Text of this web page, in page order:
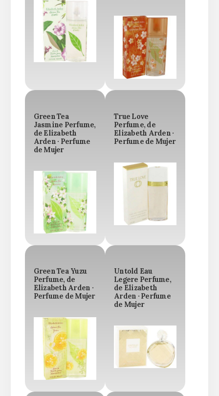
Green Tea
Jasmine Perfume,
de Elizabeth
Arden · Perfume
de Mujer
True Love
Perfume, de
Elizabeth Arden ·
Perfume de Mujer
Green Tea Yuzu
Perfume, de
Elizabeth Arden ·
Perfume de Mujer
Untold Eau
Legere Perfume,
de Elizabeth
Arden · Perfume
de Mujer